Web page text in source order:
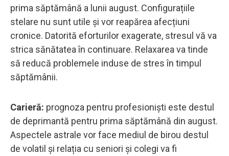
prima săptămână a lunii august. Configurațiile
stelare nu sunt utile și vor reapărea afecțiuni
cronice. Datorită eforturilor exagerate, stresul vă va
strica sănătatea în continuare. Relaxarea va tinde
să reducă problemele induse de stres în timpul
săptămânii.
Carieră: prognoza pentru profesioniști este destul
de deprimantă pentru prima săptămână din august.
Aspectele astrale vor face mediul de birou destul
de volatil și relația cu seniori și colegi va fi